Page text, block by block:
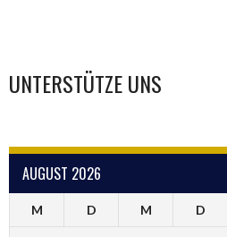
UNTERSTÜTZE UNS
AUGUST 2026
M D M D